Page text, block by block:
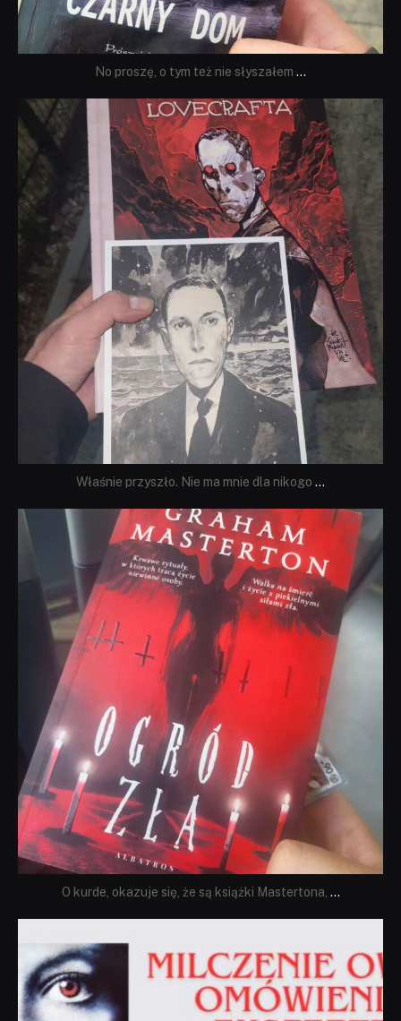
No proszę, o tym też nie słyszałem ...
dobryhorror
Wrz 19
Właśnie przyszło. Nie ma mnie dla nikogo ...
dobryhorror
Sie 23
O kurde, okazuje się, że są książki Mastertona, ...
Sie 19